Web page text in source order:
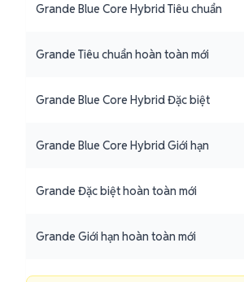
Grande Blue Core Hybrid Tiêu chuẩn
Grande Tiêu chuẩn hoàn toàn mới
Grande Blue Core Hybrid Đặc biệt
Grande Blue Core Hybrid Giới hạn
Grande Đặc biệt hoàn toàn mới
Grande Giới hạn hoàn toàn mới